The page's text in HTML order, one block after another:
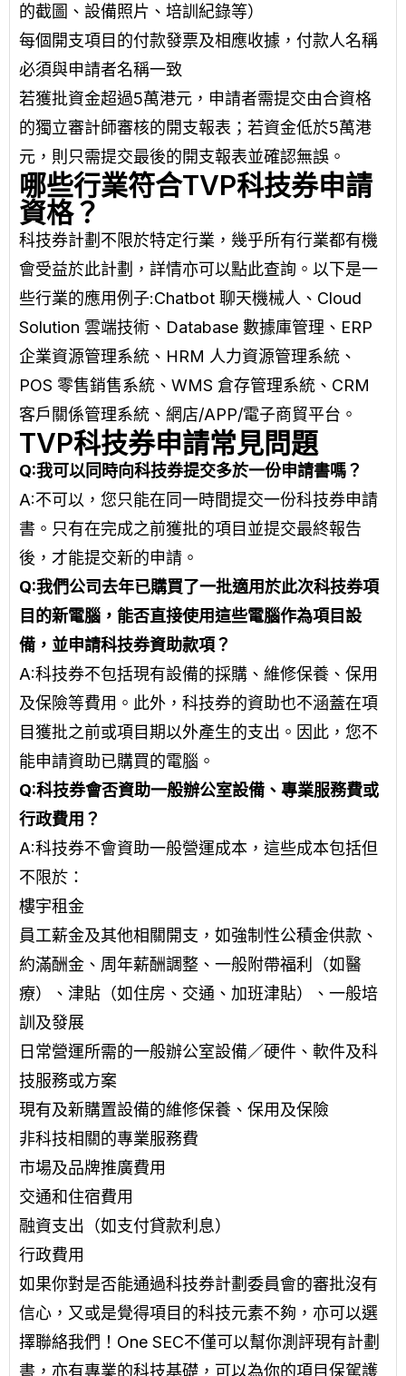
的截圖、設備照片、培訓紀錄等）
每個開支項目的付款發票及相應收據，付款人名稱
必須與申請者名稱一致
若獲批資金超過5萬港元，申請者需提交由合資格
的獨立審計師審核的開支報表；若資金低於5萬港
元，則只需提交最後的開支報表並確認無誤。
哪些行業符合TVP科技券申請
資格？
科技券計劃不限於特定行業，幾乎所有行業都有機
會受益於此計劃，詳情亦可以點此查詢 。以下是一
些行業的應用例子:Chatbot 聊天機械人、Cloud
Solution 雲端技術、Database 數據庫管理、ERP
企業資源管理系統、HRM 人力資源管理系統、
POS 零售銷售系統、WMS 倉存管理系統、CRM
客戶關係管理系統、網店/APP/電子商貿平台。
TVP科技券申請常見問題
Q:我可以同時向科技券提交多於一份申請書嗎？
A:不可以，您只能在同一時間提交一份科技券申請
書。只有在完成之前獲批的項目並提交最終報告
後，才能提交新的申請。
Q:我們公司去年已購買了一批適用於此次科技券項
目的新電腦，能否直接使用這些電腦作為項目設
備，並申請科技券資助款項？
A:科技券不包括現有設備的採購、維修保養、保用
及保險等費用。此外，科技券的資助也不涵蓋在項
目獲批之前或項目期以外產生的支出。因此，您不
能申請資助已購買的電腦。
Q:科技券會否資助一般辦公室設備、專業服務費或
行政費用？
A:科技券不會資助一般營運成本，這些成本包括但
不限於：
樓宇租金
員工薪金及其他相關開支，如強制性公積金供款、
約滿酬金、周年薪酬調整、一般附帶福利（如醫
療）、津貼（如住房、交通、加班津貼）、一般培
訓及發展
日常營運所需的一般辦公室設備／硬件、軟件及科
技服務或方案
現有及新購置設備的維修保養、保用及保險
非科技相關的專業服務費
市場及品牌推廣費用
交通和住宿費用
融資支出（如支付貸款利息）
行政費用
如果你對是否能通過科技券計劃委員會的審批沒有
信心，又或是覺得項目的科技元素不夠，亦可以選
擇聯絡我們！One SEC不僅可以幫你測評現有計劃
書，亦有專業的科技基礎，可以為你的項目保駕護